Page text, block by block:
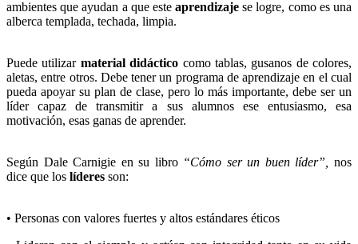
ambientes que ayudan a que esteaprendizaje se logre, como es una
alberca templada, techada, limpia.
Puede utilizar material didáctico como tablas, gusanos de colores,
aletas, entre otros. Debe tener un programa de aprendizaje en el cual
pueda apoyar su plan de clase, pero lo más importante, debe ser un
líder capaz de transmitir a sus alumnos ese entusiasmo, esa
motivación, esas ganas de aprender.
Según Dale Carnigie en su libro “Cómo ser un buen líder”,
nos
dice que los líderes son:
• Personas con valores fuertes y altos estándares éticos